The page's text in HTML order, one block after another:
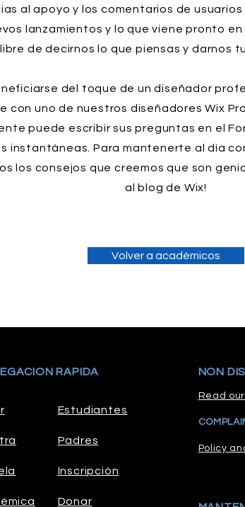
al apoyo y los comentarios de
lanzamientos y lo que viene pronto en
de decirnos lo que piensas y darnos tu
del toque de un diseñador
con uno de nuestros diseñadores Wix
puede escribir sus preguntas en el
instantáneas. Para mantenerte al día
los consejos que creemos que son
al blog de Wix!
Volver a académicos
RAPIDA
Estudiantes
Padres
Inscripción
Donar
NON
Read
Policy